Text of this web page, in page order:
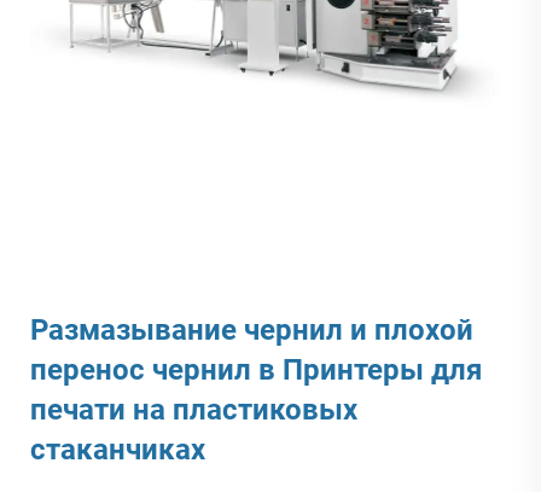
Размазывание чернил и плохой
перенос чернил в Принтеры для
печати на пластиковых
стаканчиках